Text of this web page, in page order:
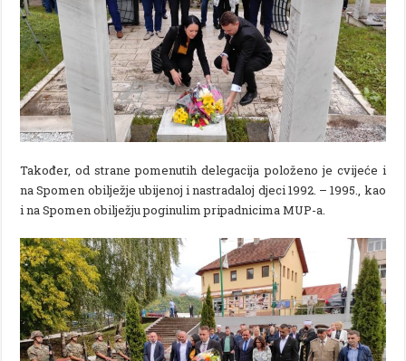
Također, od strane pomenutih delegacija položeno je cvijeće i
na Spomen obilježje ubijenoj i nastradaloj djeci 1992. – 1995., kao
i na Spomen obilježju poginulim pripadnicima MUP-a.